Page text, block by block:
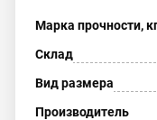
Марка прочности,
Склад
Вид размера
Производитель